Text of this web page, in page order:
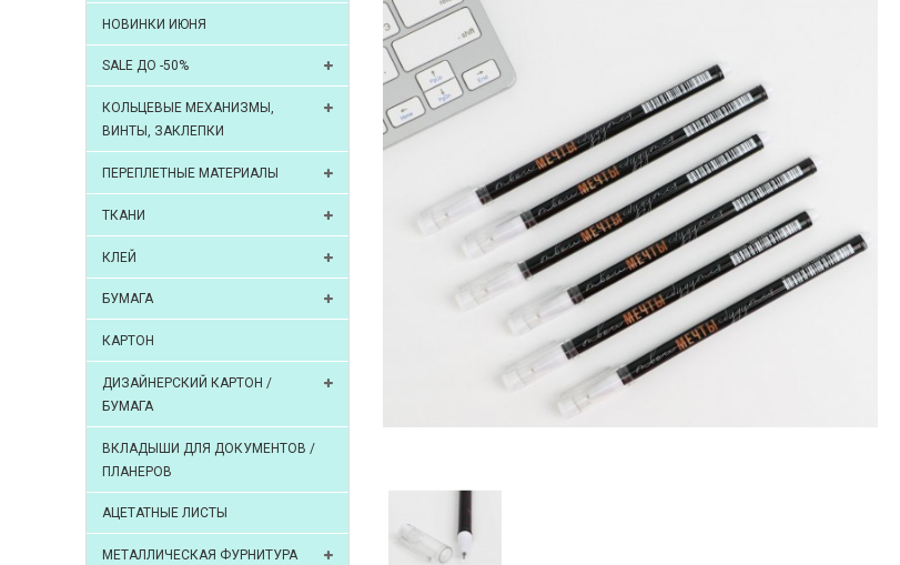
НОВИНКИ ИЮНЯ
SALE ДО -50%
КОЛЬЦЕВЫЕ МЕХАНИЗМЫ,
ВИНТЫ, ЗАКЛЕПКИ
ПЕРЕПЛЕТНЫЕ МАТЕРИАЛЫ
ТКАНИ
КЛЕЙ
БУМАГА
КАРТОН
ДИЗАЙНЕРСКИЙ КАРТОН /
БУМАГА
ВКЛАДЫШИ ДЛЯ ДОКУМЕНТОВ /
ПЛАНЕРОВ
АЦЕТАТНЫЕ ЛИСТЫ
МЕТАЛЛИЧЕСКАЯ ФУРНИТУРА